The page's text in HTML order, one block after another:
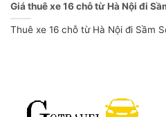
Giá thuê xe 16 chỗ từ Hà Nội đi
Thuê xe 16 chỗ từ Hà Nội đi Sầm